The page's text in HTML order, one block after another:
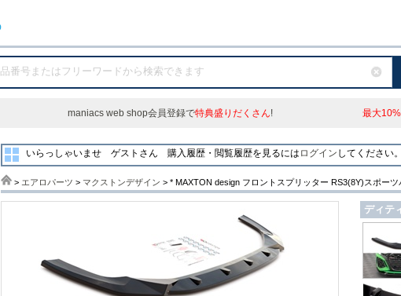
maniacs web shop会員登録で特典盛りだくさん! 最大10%
いらっしゃいませ ゲストさん 購入履歴・閲覧履歴を見るには ログイン してください
> エアロパーツ > マクストンデザイン > * MAXTON design フロントスプリッター RS3(8Y)スポーツ
ディテ